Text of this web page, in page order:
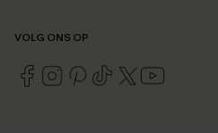
VOLG ONS OP